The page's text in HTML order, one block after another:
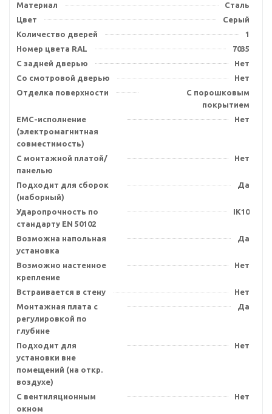
Материал
Сталь
Цвет
Серый
Количество дверей
1
Номер цвета RAL
7035
С задней дверью
Нет
Со смотровой дверью
Нет
Отделка поверхности
С порошковым
покрытием
EMC-исполнение
(электромагнитная
совместимость)
Нет
С монтажной платой/
панелью
Нет
Подходит для сборок
(наборный)
Да
Ударопрочность по
стандарту EN 50102
IK10
Возможна напольная
установка
Да
Возможно настенное
крепление
Нет
Встраивается в стену
Нет
Монтажная плата с
регулировкой по
глубине
Да
Подходит для
установки вне
помещений (на откр.
воздухе)
Нет
С вентиляционным
окном
Нет